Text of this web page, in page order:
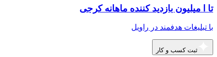
تا ا میلیون بازدید کننده ماهانه کرجی
با تبلیغات هدفمند در راویل
ثبت کسب و کار